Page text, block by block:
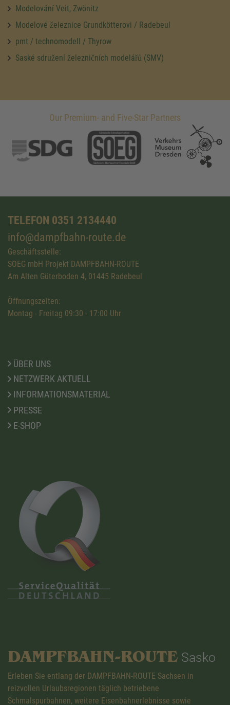
Modelování Veit, Zwönitz
Modelové železnice Grundkötterovi / Radebeul
pmt / technomodell / Thyrow
Saské sdružení železničních modelářů (SMV)
Our Premium- and Five-Star Partners
TELEFON 0351 2134440
info@dampfbahn-route.de
Geschäftsstelle:
SOEG mbH Projekt DAMPFBAHN-ROUTE
Am Alten Güterboden 4, 01445 Radebeul
Öffnungszeiten:
Montag - Freitag 09:30 - 17:00 Uhr
ÜBER UNS
NETZWERK AKTUELL
INFORMATIONSMATERIAL
PRESSE
E-SHOP
DAMPFBAHN-ROUTE Sasko
Erleben Sie entlang der DAMPFBAHN-ROUTE Sachsen in
reizvollen Urlaubsregionen täglich betriebene
Schmalspurbahnen, weitere Eisenbahnerlebnisse sowie